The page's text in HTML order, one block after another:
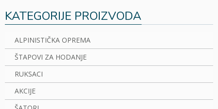
KATEGORIJE PROIZVODA
ALPINISTIČKA OPREMA
ŠTAPOVI ZA HODANJE
RUKSACI
AKCIJE